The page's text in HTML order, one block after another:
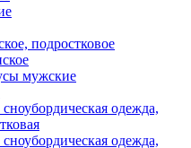
подростковое
мужские
одежда,
одежда,